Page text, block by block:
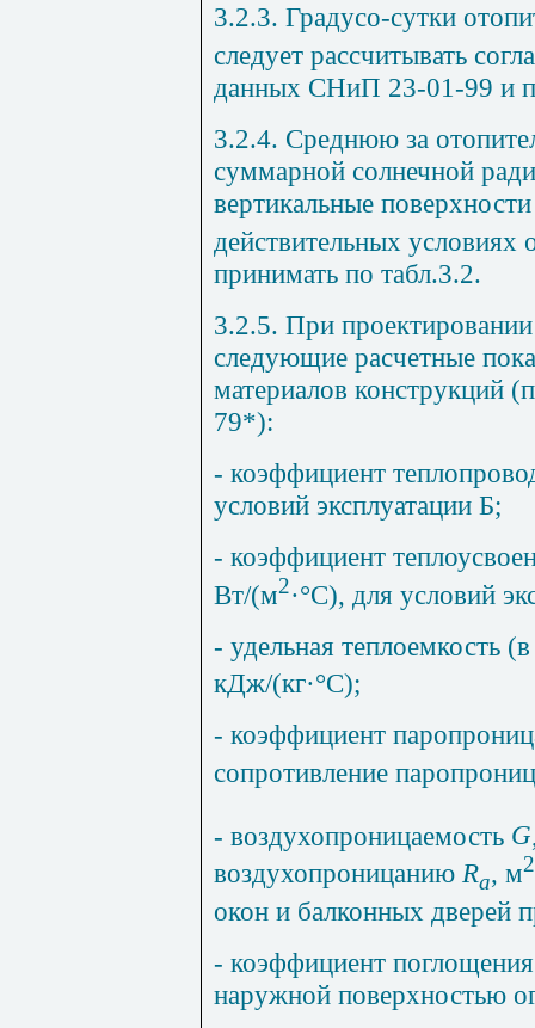
3.2.3. Градусо-сутки
следует рассчитывать
данных СНиП 23-01-99 и
3.2.4. Среднюю за
суммарной солнечной
вертикальные
действительных условиях
принимать по табл.3.2.
3.2.5. При
следующие расчетные
материалов
79*):
- коэффициент
условий эксплуатации Б;
- коэффициент
Вт/(м2·°С), для условий
- удельная теплоемкость
кДж/(кг·°С);
- коэффициент
сопротивление
- воздухопроницаемость G
воздухопроницанию Ra, м2
окон и балконных дверей
- коэффициент
наружной поверхностью